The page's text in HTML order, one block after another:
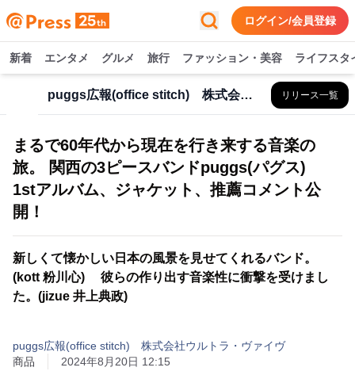
ログイン/会員登録
新着 エンタメ グルメ 旅行 ファッション・美容 ライフスタ
puggs広報(office stitch) 株式会社ウルトラ・ヴァイヴ リリース一覧
まるで60年代から現在を行き来する音楽の
旅。 関西の3ピースバンドpuggs(パグス)
1stアルバム、ジャケット、推薦コメント公
開！
新しくて懐かしい日本の風景を見せてくれるバンド。
(kott 粉川心) 彼らの作り出す音楽性に衝撃を受けまし
た。(jizue 井上典政)
puggs広報(office stitch) 株式会社ウルトラ・ヴァイヴ
商品
2024年8月20日 12:15